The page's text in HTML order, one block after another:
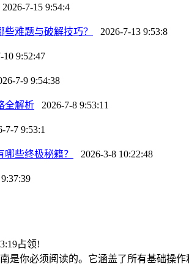
2026-7-15 9:54:4
难题与破解技巧？ 2026-7-13 9:53:8
10 9:52:47
7-9 9:54:38
全解析 2026-7-8 9:53:11
7-7 9:53:1
些终极秘籍？ 2026-3-8 10:22:48
占领!
是你必须阅读的。它涵盖了所有基础操作